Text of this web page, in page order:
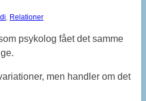
, Relationer
psykolog fået det samme
men handler om det